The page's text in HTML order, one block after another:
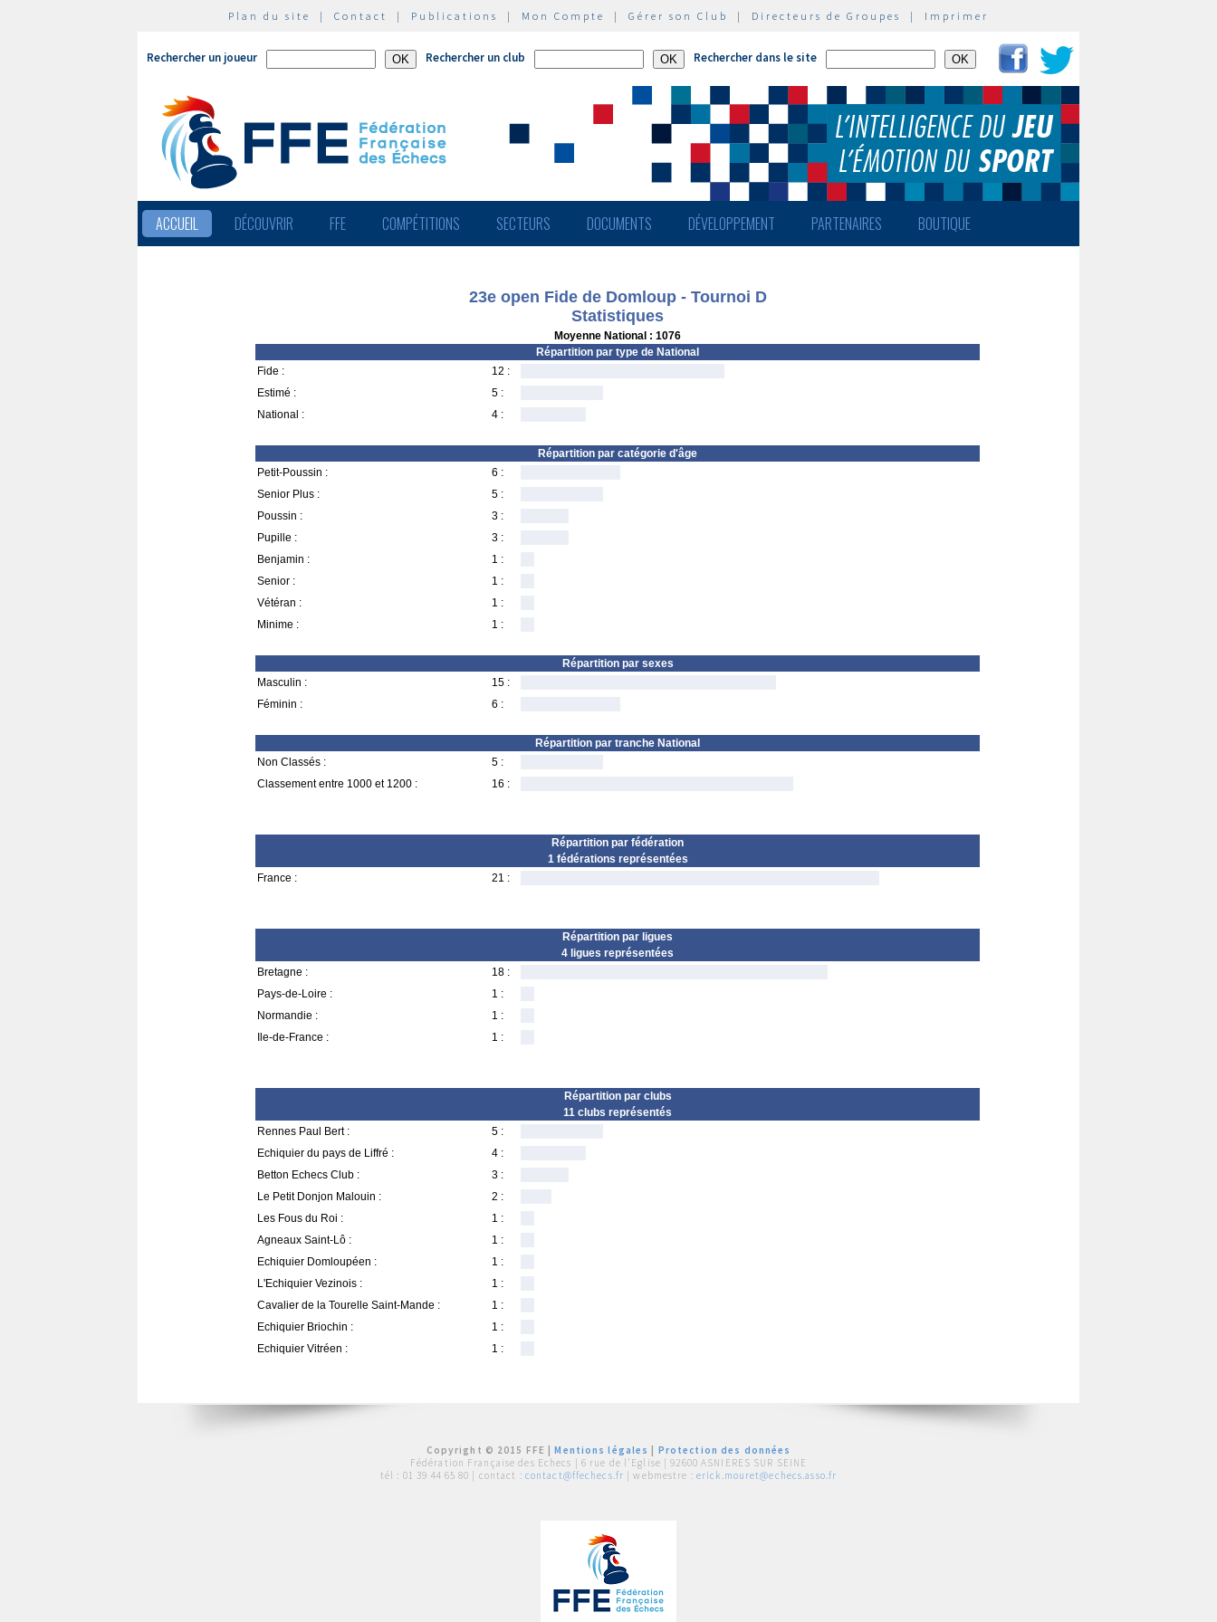
Plan du site | Contact | Publications | Mon Compte | Gérer son Club | Directeurs de Groupes | Imprimer
Rechercher un joueur Rechercher un club Rechercher dans le site
ACCUEIL DÉCOUVRIR FFE COMPÉTITIONS SECTEURS DOCUMENTS DÉVELOPPEMENT PARTENAIRES BOUTIQUE
23e open Fide de Domloup - Tournoi D
Statistiques
Moyenne National : 1076
Répartition par type de National
Fide :
12 :
Estimé :
5 :
National :
4 :
Répartition par catégorie d'âge
Petit-Poussin :
6 :
Senior Plus :
5 :
Poussin :
3 :
Pupille :
3 :
Benjamin :
1 :
Senior :
1 :
Vétéran :
1 :
Minime :
1 :
Répartition par sexes
Masculin :
15 :
Féminin :
6 :
Répartition par tranche National
Non Classés :
5 :
Classement entre 1000 et 1200 :
16 :
Répartition par fédération
1 fédérations représentées
France :
21 :
Répartition par ligues
4 ligues représentées
Bretagne :
18 :
Pays-de-Loire :
1 :
Normandie :
1 :
Ile-de-France :
1 :
Répartition par clubs
11 clubs représentés
Rennes Paul Bert :
5 :
Echiquier du pays de Liffré :
4 :
Betton Echecs Club :
3 :
Le Petit Donjon Malouin :
2 :
Les Fous du Roi :
1 :
Agneaux Saint-Lô :
1 :
Echiquier Domloupéen :
1 :
L'Echiquier Vezinois :
1 :
Cavalier de la Tourelle Saint-Mande :
1 :
Echiquier Briochin :
1 :
Echiquier Vitréen :
1 :
Copyright © 2015 FFE |Mentions légales
Protection des données
Fédération Française des Echecs | 6 rue de l'Eglise | 92600 ASNIERES SUR SEINE
tél : 01 39 44 65 80 | contact : contact@ffechecs.fr | webmestre : erick.mouret@echecs.asso.fr